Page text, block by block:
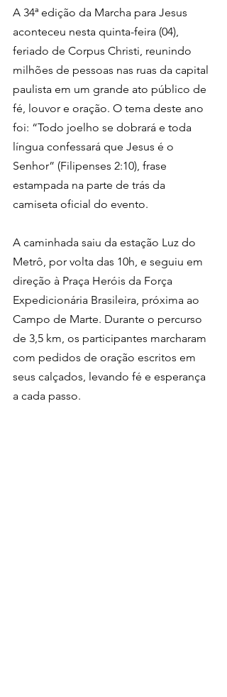
A 34ª edição da Marcha para Jesus
aconteceu nesta quinta-feira (04),
feriado de Corpus Christi, reunindo
milhões de pessoas nas ruas da capital
paulista em um grande ato público de
fé, louvor e oração. O tema deste ano
foi: “Todo joelho se dobrará e toda
língua confessará que Jesus é o
Senhor” (Filipenses 2:10), frase
estampada na parte de trás da
camiseta oficial do evento.
A caminhada saiu da estação Luz do
Metrô, por volta das 10h, e seguiu em
direção à Praça Heróis da Força
Expedicionária Brasileira, próxima ao
Campo de Marte. Durante o percurso
de 3,5 km, os participantes marcharam
com pedidos de oração escritos em
seus calçados, levando fé e esperança
a cada passo.